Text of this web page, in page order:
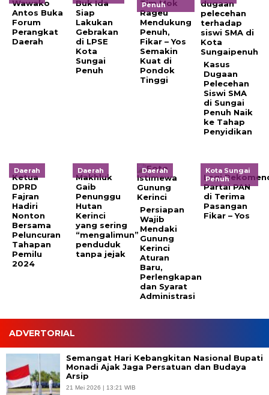
Wawako
Antos Buka
Forum
Perangkat
Daerah
Buk Ida
Siap
Lakukan
Gebrakan
di LPSE
Kota
Sungai
Penuh
Penuh
Tim Mok
Rageu
Mendukung
Penuh,
Fikar – Yos
Semakin
Kuat di
Pondok
Tinggi
Kasus
Dugaan
Pelecehan
Siswi SMA
di Sungai
Penuh Naik
ke Tahap
Penyidikan
Daerah
Ketua
DPRD
Fajran
Hadiri
Nonton
Bersama
Peluncuran
Tahapan
Pemilu
2024
Daerah
Makhluk
Gaib
Penunggu
Hutan
Kerinci
yang sering
“mengalimun”
penduduk
tanpa jejak
Daerah
Persiapan
Wajib
Mendaki
Gunung
Kerinci
Aturan
Baru,
Perlengkapan
dan Syarat
Administrasi
Kota Sungai
Penuh
Partai PAN
di Terima
Pasangan
Fikar – Yos
ADVERTORIAL
Semangat Hari Kebangkitan Nasional Bupati
Monadi Ajak Jaga Persatuan dan Budaya
Arsip
21 Mei 2026 | 13:21 WIB